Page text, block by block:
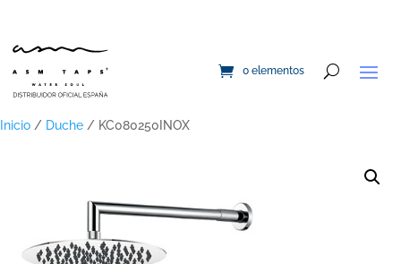
0 elementos
Inicio / Duche / KC080250INOX